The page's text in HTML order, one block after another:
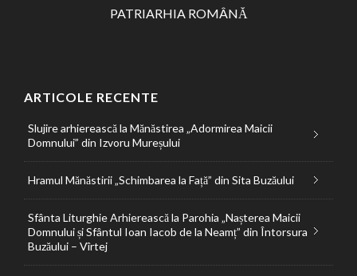
PATRIARHIA ROMÂNĂ
ARTICOLE RECENTE
Slujire arhierească la Mănăstirea „Adormirea Maicii
Domnului” din Izvoru Mureșului
Hramul Mănăstirii „Schimbarea la Față” din Sita Buzăului
Sfânta Liturghie Arhierească la Parohia „Nașterea Maicii
Domnului și Sfântul Ioan Iacob de la Neamț” din Întorsura
Buzăului – Vîrtej